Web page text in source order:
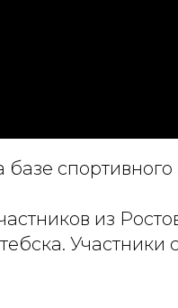
базе
из
Участники